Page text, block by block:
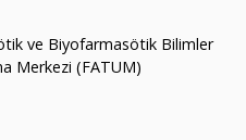
ve Biyofarmasötik Bilimler
Merkezi (FATUM)